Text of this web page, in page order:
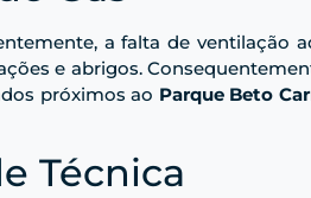
a falta de ventilação
e abrigos.
próximos ao Parque Beto
Técnica